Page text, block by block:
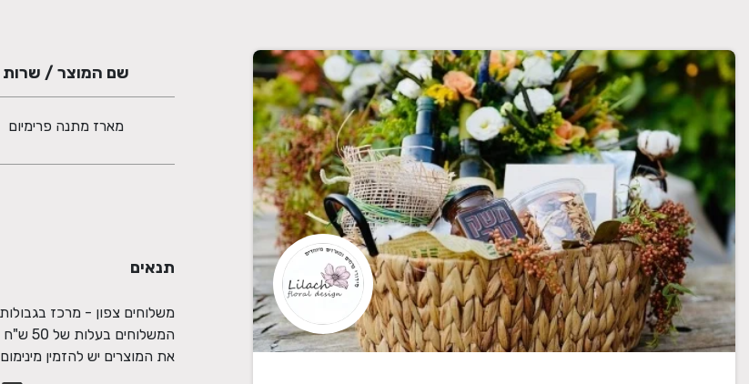
שם המוצר / שרות
מארז מתנה פרימיום
תנאים
את המוצרים יש להזמין מינימום 48 שעות לפני אספקה